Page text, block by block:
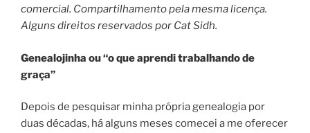
comercial. Compartilhamento pela mesma licença.
Alguns direitos reservados por Cat Sidh.
Genealojinha ou “o que aprendi trabalhando de
graça”
Depois de pesquisar minha própria genealogia por
duas décadas, há alguns meses comecei a me oferecer